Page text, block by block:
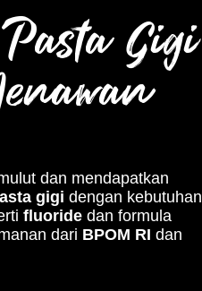
Gigi
dan mendapatkan
gigi dengan kebutuhan
fluoride dan formula
dari BPOM RI dan